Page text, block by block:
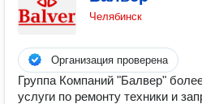
Челябинск
Организация проверена
Группа Компаний "Балвер"
услуги по ремонту техники и